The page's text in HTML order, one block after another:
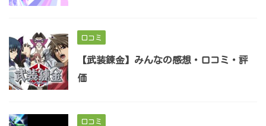
口コミ
【武装錬金】みんなの感想・口コミ・評
価
口コミ